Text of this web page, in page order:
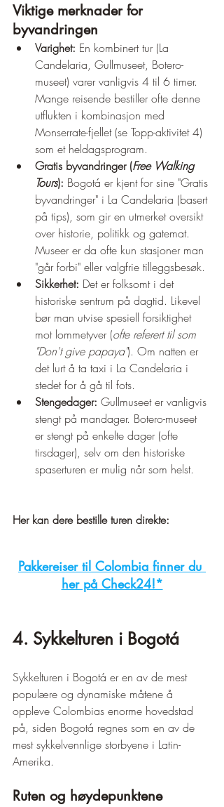
Viktige merknader for
byvandringen
Varighet: En kombinert tur (La
Candelaria, Gullmuseet, Botero-
museet) varer vanligvis 4 til 6 timer.
Mange reisende bestiller ofte denne
utflukten i kombinasjon med
Monserrate-fjellet (se Topp-aktivitet 4)
som et heldagsprogram.
Gratis byvandringer (Free Walking
Tours): Bogotá er kjent for sine "Gratis
byvandringer" i La Candelaria (basert
på tips), som gir en utmerket oversikt
over historie, politikk og gatemat.
Museer er da ofte kun stasjoner man
"går forbi" eller valgfrie tilleggsbesøk.
Sikkerhet: Det er folksomt i det
historiske sentrum på dagtid. Likevel
bør man utvise spesiell forsiktighet
mot lommetyver (ofte referert til som
"Don't give papaya"). Om natten er
det lurt å ta taxi i La Candelaria i
stedet for å gå til fots.
Stengedager: Gullmuseet er vanligvis
stengt på mandager. Botero-museet
er stengt på enkelte dager (ofte
tirsdager), selv om den historiske
spaserturen er mulig når som helst.
Her kan dere bestille turen direkte:
Pakkereiser til Colombia finner du
her på Check24!*
4. Sykkelturen i Bogotá
Sykkelturen i Bogotá er en av de mest
populære og dynamiske måtene å
oppleve Colombias enorme hovedstad
på, siden Bogotá regnes som en av de
mest sykkelvennlige storbyene i Latin-
Amerika.
Ruten og høydepunktene